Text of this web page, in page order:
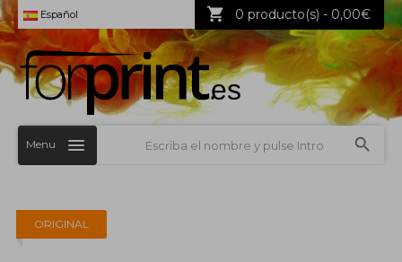
Español 0 producto(s) - 0,00€
Menu
ORIGINAL